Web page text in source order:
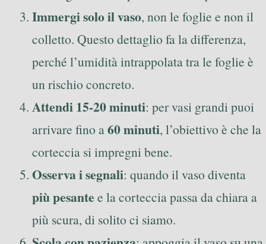
Immergi solo il vaso, non le foglie e non il
colletto. Questo dettaglio fa la differenza,
perché l’umidità intrappolata tra le foglie è
un rischio concreto.
Attendi 15-20 minuti: per vasi grandi puoi
arrivare fino a60 minuti, l’obiettivo è che la
corteccia si impregni bene.
Osserva i segnali: quando il vaso diventa
più pesante e la corteccia passa da chiara a
più scura, di solito ci siamo.